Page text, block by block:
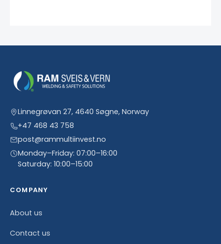
Linnegrøvan 27, 4640 Søgne, Norway
+47 468 43 758
post@rammultiinvest.no
Monday–Friday: 07:00–16:00
Saturday: 10:00–15:00
COMPANY
About us
Contact us